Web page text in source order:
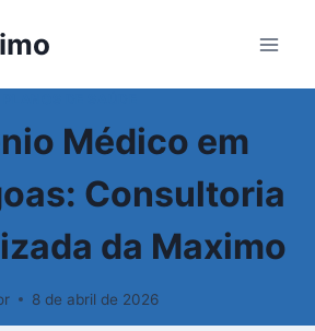
Médico em
Consultoria
da Maximo
8 de abril de 2026